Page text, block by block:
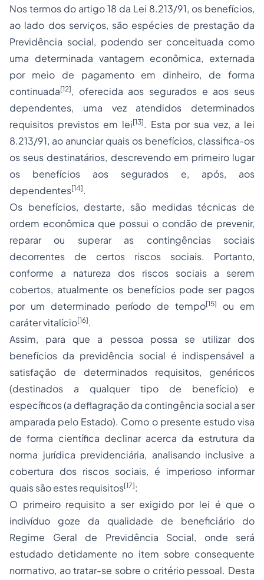
Nos termos do artigo 18 da Lei 8.213/91, os benefícios,
ao lado dos serviços, são espécies de prestação da
Previdência social, podendo ser conceituada como
uma determinada vantagem econômica, externada
por meio de pagamento em dinheiro, de forma
continuada[12], oferecida aos segurados e aos seus
dependentes, uma vez atendidos determinados
requisitos previstos em lei[13]. Esta por sua vez, a lei
8.213/91, ao anunciar quais os benefícios, classifica-os
os seus destinatários, descrevendo em primeiro lugar
os benefícios aos segurados e, após, aos
dependentes[14].
Os benefícios, destarte, são medidas técnicas de
ordem econômica que possui o condão de prevenir,
reparar ou superar as contingências sociais
decorrentes de certos riscos sociais. Portanto,
conforme a natureza dos riscos sociais a serem
cobertos, atualmente os benefícios pode ser pagos
por um determinado período de tempo[15]
ou em
caráter vitalício[16].
Assim, para que a pessoa possa se utilizar dos
benefícios da previdência social é indispensável a
satisfação de determinados requisitos, genéricos
(destinados a qualquer tipo de benefício) e
específicos (a deflagração da contingência social a ser
amparada pelo Estado). Como o presente estudo visa
de forma científica declinar acerca da estrutura da
norma jurídica previdenciária, analisando inclusive a
cobertura dos riscos sociais, é imperioso informar
quais são estes requisitos[17]:
O primeiro requisito a ser exigido por lei é que o
indivíduo goze da qualidade de beneficiário do
Regime Geral de Previdência Social, onde será
estudado detidamente no item sobre consequente
normativo, ao tratar-se sobre o critério pessoal. Desta